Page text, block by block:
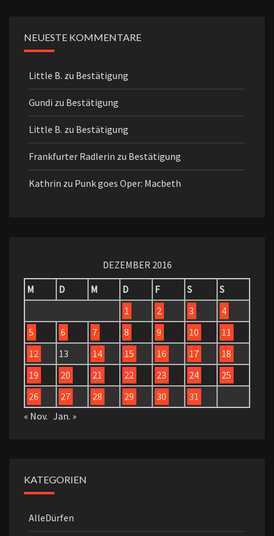
NEUESTE KOMMENTARE
Little B. zu Bestätigung
Gundi zu Bestätigung
Little B. zu Bestätigung
Frankfurter Radlerin zu Bestätigung
Kathrin zu Punk goes Oper: Macbeth
DEZEMBER 2016
M
D M D F S
S
1
2 3
4
5
6 7 8 9 10
11
12
13 14 15 16 17
18
19
20 21 22 23 24
25
26
27 28 29 30
31
« Nov. Jan. »
KATEGORIEN
AlleDürfen